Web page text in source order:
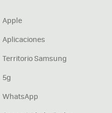
Apple
Aplicaciones
Territorio Samsung
5g
WhatsApp